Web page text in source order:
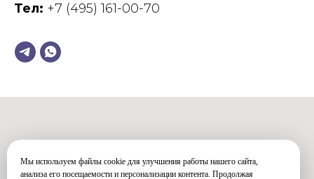
Мы используем файлы cookie для улучшения работы нашего сайта,
анализа его посещаемости и персонализации контента. Продолжая
Тел: +7 (495) 161-00-70